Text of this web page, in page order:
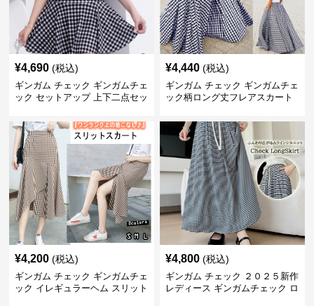
¥4,690 (税込)
ギンガム チェック ギンガムチェ
ック セットアップ 上下二点セッ
¥4,440 (税込)
ギンガム チェック ギンガムチェ
ック柄ロング丈フレアスカート
¥4,200 (税込)
ギンガム チェック ギンガムチェ
ック イレギュラーヘム スリット
¥4,800 (税込)
ギンガム チェック ２０２５新作
レディース ギンガムチェック ロ